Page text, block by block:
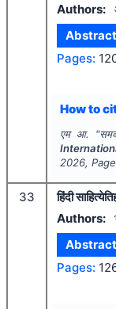
Authors:
Abstract
Pages:
How to
एम आ. "
2026,
33
हिंदी
Authors:
Abstract
Pages: